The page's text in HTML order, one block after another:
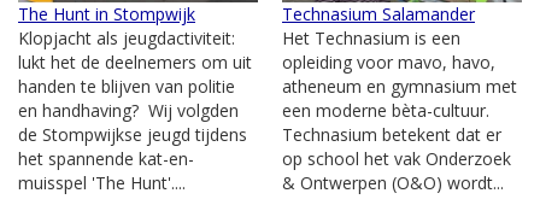
The Hunt in Stompwijk
Klopjacht als jeugdactiviteit:
lukt het de deelnemers om uit
handen te blijven van politie
en handhaving? Wij volgden
de Stompwijkse jeugd tijdens
het spannende kat-en-
muisspel 'The Hunt'....
Technasium Salamander
Het Technasium is een
opleiding voor mavo, havo,
atheneum en gymnasium met
een moderne bèta-cultuur.
Technasium betekent dat er
op school het vak Onderzoek
& Ontwerpen (O&O) wordt...